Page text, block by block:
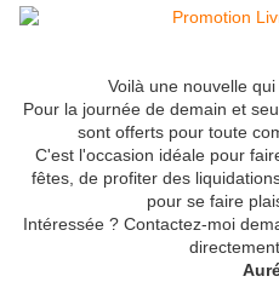
Voilà une nouvelle
Pour la journée de demain et
sont offerts pour toute
C'est l'occasion idéale pour
fêtes, de profiter des
pour se faire
Intéressée ? Contactez-moi